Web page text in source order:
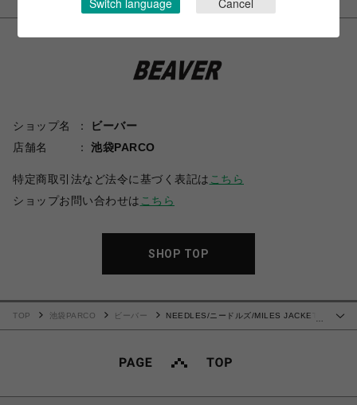
ショップ名
ビーバー
店舗名
池袋PARCO
特定商取引法など法令に基づく表記は こちら
ショップお問い合わせは こちら
SHOP TOP
TOP 池袋PARCO ビーバー
NEEDLES/ニードルズ/MILES JACKET -